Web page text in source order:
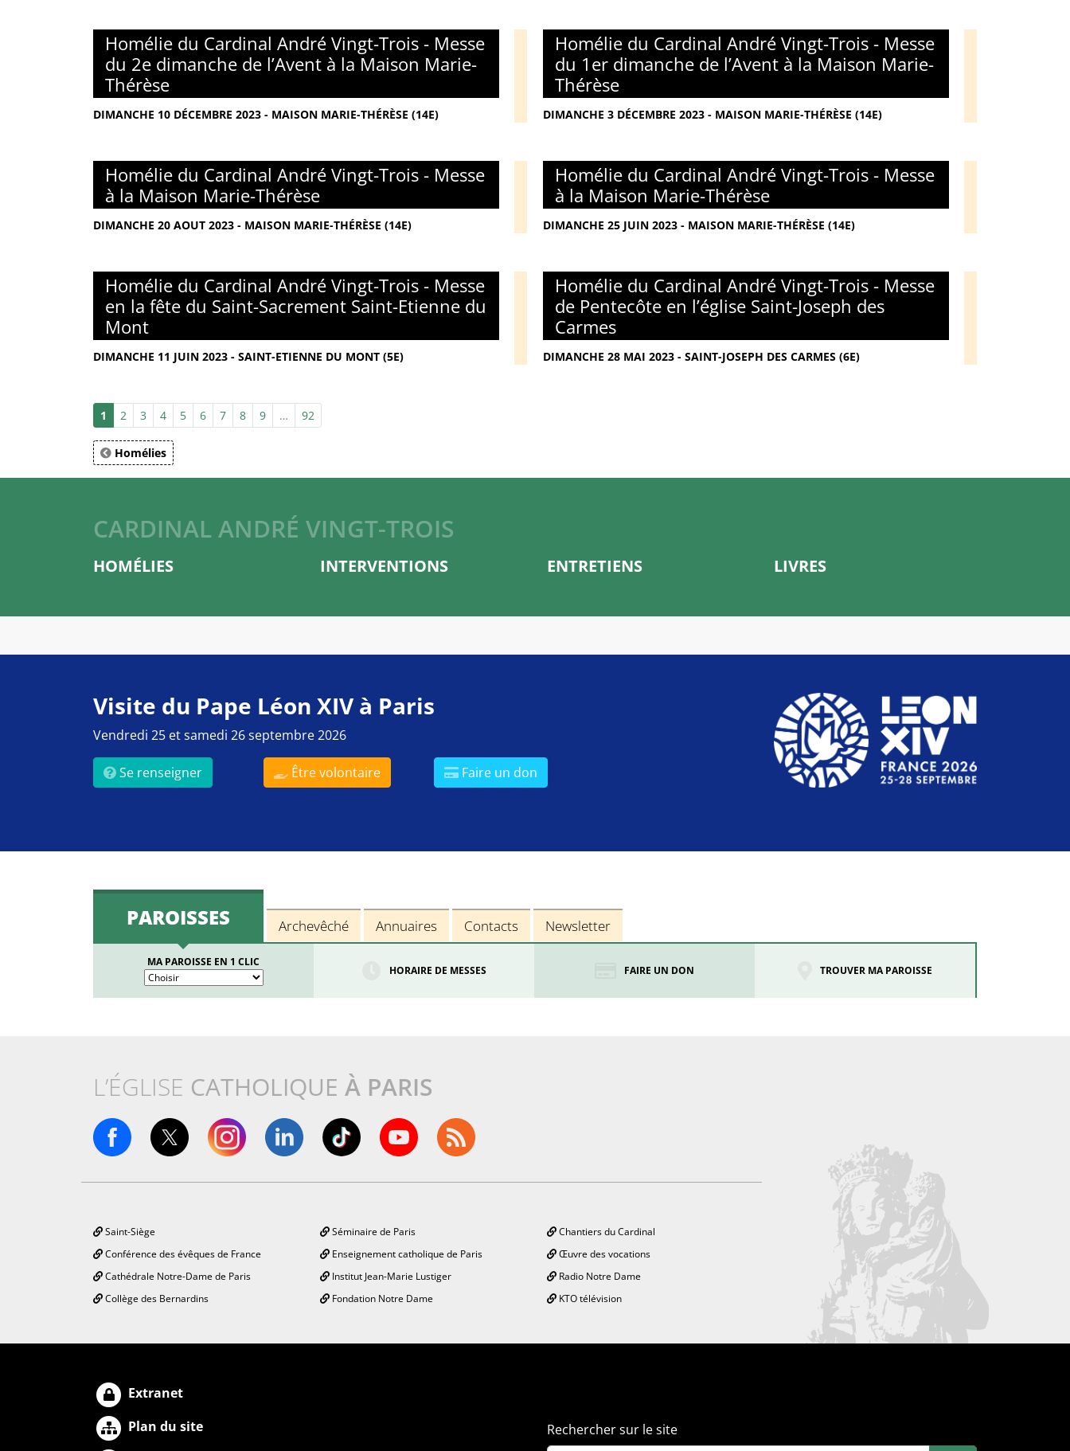
Homélie du Cardinal André Vingt-Trois - Messe
du 2e dimanche de l’Avent à la Maison Marie-
Thérèse
DIMANCHE 10 DÉCEMBRE 2023 - MAISON MARIE-THÉRÈSE (14E)
Homélie du Cardinal André Vingt-Trois - Messe
du 1er dimanche de l’Avent à la Maison Marie-
Thérèse
DIMANCHE 3 DÉCEMBRE 2023 - MAISON MARIE-THÉRÈSE (14E)
Homélie du Cardinal André Vingt-Trois - Messe
à la Maison Marie-Thérèse
DIMANCHE 20 AOUT 2023 - MAISON MARIE-THÉRÈSE (14E)
Homélie du Cardinal André Vingt-Trois - Messe
à la Maison Marie-Thérèse
DIMANCHE 25 JUIN 2023 - MAISON MARIE-THÉRÈSE (14E)
Homélie du Cardinal André Vingt-Trois - Messe
en la fête du Saint-Sacrement Saint-Etienne du
Mont
DIMANCHE 11 JUIN 2023 - SAINT-ETIENNE DU MONT (5E)
Homélie du Cardinal André Vingt-Trois - Messe
de Pentecôte en l’église Saint-Joseph des
Carmes
DIMANCHE 28 MAI 2023 - SAINT-JOSEPH DES CARMES (6E)
1 2 3 4 5 6 7 8 9 … 92
Homélies
CARDINAL ANDRÉ VINGT-TROIS
HOMÉLIES INTERVENTIONS ENTRETIENS LIVRES
Visite du Pape Léon XIV à Paris
Vendredi 25 et samedi 26 septembre 2026
Se renseigner Être volontaire Faire un don
PAROISSES Archevêché Annuaires Contacts Newsletter
MA PAROISSE EN 1 CLIC
HORAIRE DE MESSES FAIRE UN DON TROUVER MA PAROISSE
L’ÉGLISE CATHOLIQUE À PARIS
Saint-Siège
Conférence des évêques de France
Cathédrale Notre-Dame de Paris
Collège des Bernardins
Séminaire de Paris
Enseignement catholique de Paris
Institut Jean-Marie Lustiger
Fondation Notre Dame
Chantiers du Cardinal
Œuvre des vocations
Radio Notre Dame
KTO télévision
Extranet
Plan du site
Rechercher sur le site